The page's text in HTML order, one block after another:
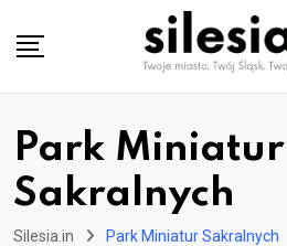
Park Miniatur
Sakralnych
Silesia.in Park Miniatur Sakralnych